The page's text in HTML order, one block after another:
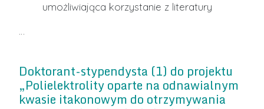
umożliwiająca korzystanie z literatury
…
Doktorant-stypendysta (1) do projektu
„Polielektrolity oparte na odnawialnym
kwasie itakonowym do otrzymywania